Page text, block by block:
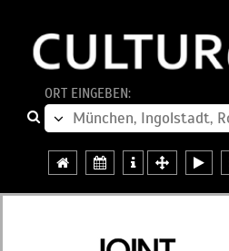
ORT EINGEBEN: